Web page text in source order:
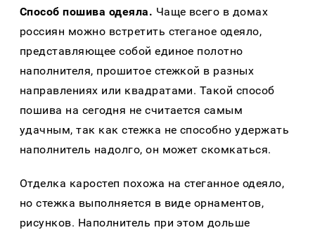
Способ пошива одеяла. Чаще всего в домах
россиян можно встретить стеганое одеяло,
представляющее собой единое полотно
наполнителя, прошитое стежкой в разных
направлениях или квадратами. Такой способ
пошива на сегодня не считается самым
удачным, так как стежка не способно удержать
наполнитель надолго, он может скомкаться.
Отделка каростеп похожа на стеганное одеяло,
но стежка выполняется в виде орнаментов,
рисунков. Наполнитель при этом дольше